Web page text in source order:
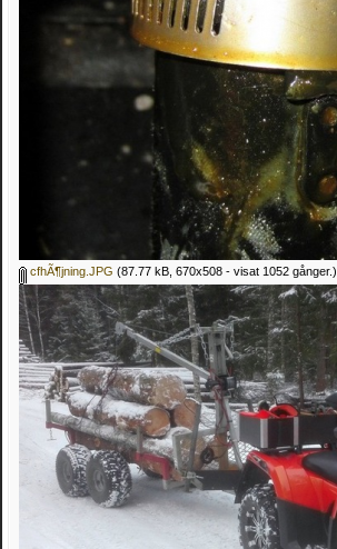
cfhÃ¶jning.JPG (87.77 kB, 670x508 - visat 1052 gånger.)